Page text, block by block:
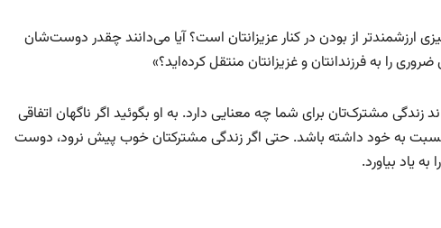
ارزشمندتر از بودن در کنار عزیزانتان است؟ آیا می‌دانند چقدر دوست‌شان
را به فرزندانتان و غزیزانتان منتقل کرده‌اید؟»
مشترک‌تان برای شما چه معنایی دارد. به او بگوئید اگر ناگهان اتفاقی
نسبت به خود داشته باشد. حتی اگر زندگی مشترکتان خوب پیش نرود، دوست
یاد بیاورد.